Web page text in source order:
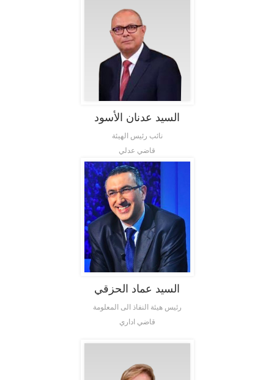
السيد عدنان الأسود
نائب رئيس الهيئة
قاضي عدلي
السيد عماد الحزقي
رئيس هيئة النفاذ الى المعلومة
قاضي اداري